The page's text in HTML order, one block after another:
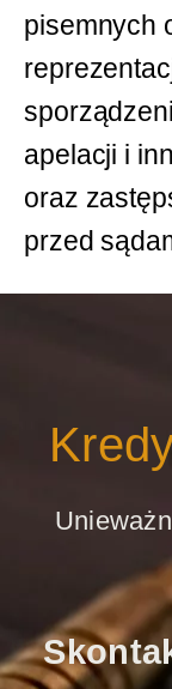
pisemnych
apelacji i
oraz
przed